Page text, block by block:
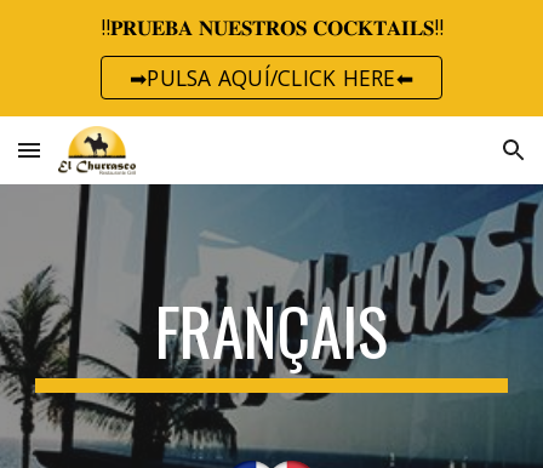
‼️𝐏𝐑𝐔𝐄𝐁𝐀 𝐍𝐔𝐄𝐒𝐓𝐑𝐎𝐒 𝐂𝐎𝐂𝐊𝐓𝐀𝐈𝐋𝐒‼️
➡PULSA AQUÍ/CLICK HERE⬅
FRANÇAIS